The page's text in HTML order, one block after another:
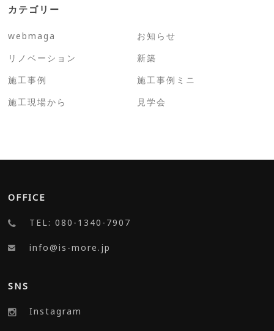
カテゴリー
webmaga
お知らせ
リノベーション
新築
施工事例
施工事例ミニ
施工現場から
見学会
OFFICE
TEL: 080-1340-7907
info@is-more.jp
SNS
Instagram